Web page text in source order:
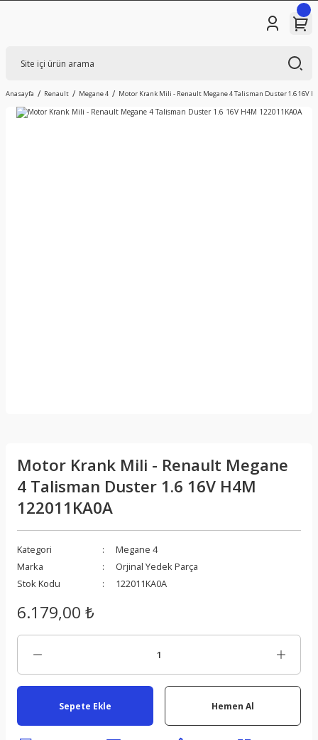
Anasayfa Renault Megane 4 Motor Krank Mili - Renault Megane 4 Talisman Duster 1.6 16V
Motor Krank Mili - Renault Megane
4 Talisman Duster 1.6 16V H4M
122011KA0A
Kategori
Megane 4
Marka
Orjinal Yedek Parça
Stok Kodu
122011KA0A
6.179,00 ₺
Sepete Ekle Hemen Al